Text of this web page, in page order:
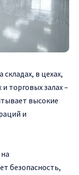
в цехах,
торговых залах –
высокие
и
безопасность,